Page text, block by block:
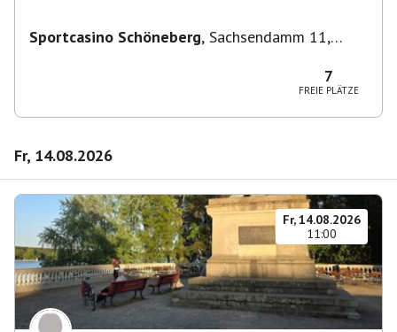
Sportcasino Schöneberg, Sachsendamm 11,
7
FREIE PLÄTZE
Fr, 14.08.2026
Fr, 14.08.2026
11:00